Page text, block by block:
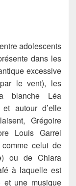
adolescents
dans les
excessive
le vent), les
blanche Léa
autour d’elle
Grégoire
Louis Garrel
celui de
ou de Chiara
à laquelle est
et une musique